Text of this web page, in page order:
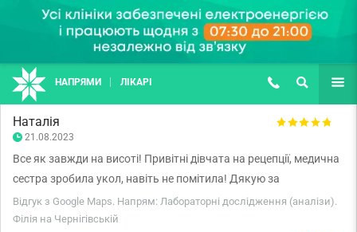
Наталія
21.08.2023
Все як завжди на висоті! Привітні дівчата на рецепції, медична
сестра зробила укол, навіть не помітила! Дякую за
кваліфіковану допомогу!
Відгук з Google Maps. Напрям: Лабораторні дослідження (аналізи).
Філія на Чернігівській
НАПРЯМИ ЛІКАРІ (067) 127-03-03
ПОШУК ЩЕ